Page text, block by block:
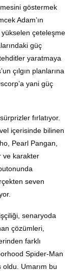
göstermek
Adam’ın
yükselen çeteleşme
güç
yaratmaya
çılgın planlarına
yani güç
fırlatıyor.
içerisinde bilinen
Pearl Pangan,
ve karakter
seven
senaryoda
çözümleri,
farklı
Spider-Man
Umarım bu